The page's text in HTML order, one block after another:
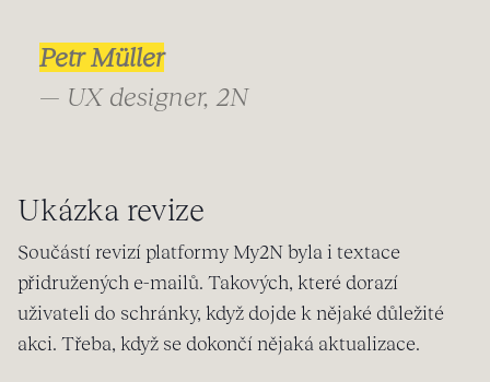
Petr Müller
— UX designer, 2N
Ukázka revize
Součástí revizí platformy My2N byla i textace
přidružených e-mailů. Takových, které dorazí
uživateli do schránky, když dojde k nějaké důležité
akci. Třeba, když se dokončí nějaká aktualizace.